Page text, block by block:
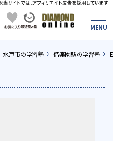
水戸市の学習塾 偕楽園駅の学習塾